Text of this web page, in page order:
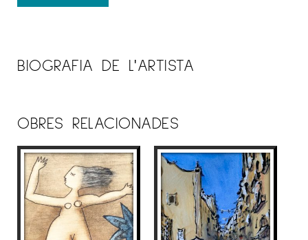
BIOGRAFIA DE L'ARTISTA
OBRES RELACIONADES